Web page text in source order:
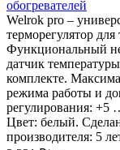
обогревателей
Welrok pro –
терморегулятор
Функциональный
датчик
комплекте.
режима работы и
регулирования: +5
Цвет: белый.
производителя: 5